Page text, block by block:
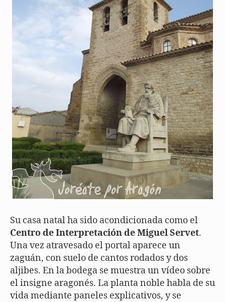
Su casa natal ha sido acondicionada como el
Centro de Interpretación de Miguel Servet.
Una vez atravesado el portal aparece un
zaguán, con suelo de cantos rodados y dos
aljibes. En la bodega se muestra un vídeo sobre
el insigne aragonés. La planta noble habla de su
vida mediante paneles explicativos, y se